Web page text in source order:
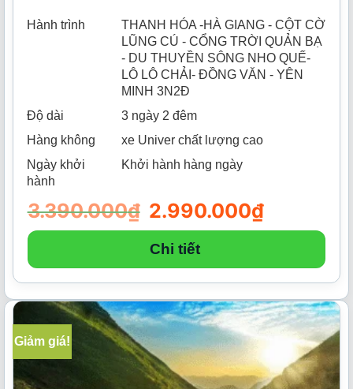
Hành trình
THANH HÓA -HÀ GIANG - CỘT CỜ
LŨNG CÚ - CỔNG TRỜI QUẢN BẠ
- DU THUYỀN SÔNG NHO QUẾ-
LÔ LÔ CHẢI- ĐỒNG VĂN - YÊN
MINH 3N2Đ
Độ dài
3 ngày 2 đêm
Hàng không
xe Univer chất lượng cao
Ngày khởi
hành
Khởi hành hàng ngày
3.390.000₫ Giá
gốc
là:
3.390.000₫.
2.990.000₫Giá
tại
2.990.000₫.
Chi tiết
Giảm giá!